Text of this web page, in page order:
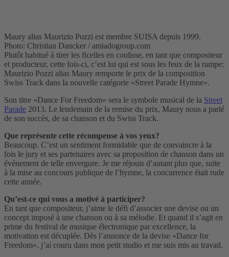
Maury alias Maurizio Pozzi est membre SUISA depuis 1999.
Photo: Christian Dancker / amiadogroup.com
Plutôt habitué à tirer les ficelles en coulisse, en tant que compositeur
et producteur, cette fois-ci, c’est lui qui est sous les feux de la rampe:
Maurizio Pozzi alias Maury remporte le prix de la composition
Swiss Track dans la nouvelle catégorie «Street Parade Hymne».
Son titre «Dance For Freedom» sera le symbole musical de la Street
Parade 2013. Le lendemain de la remise du prix, Maury nous a parlé
de son succès, de sa chanson et du Swiss Track.
Que représente cette récompense à vos yeux?
Beaucoup. C’est un sentiment formidable que de convaincre à la
fois le jury et ses partenaires avec sa proposition de chanson dans un
événement de telle envergure. Je me réjouis d’autant plus que, suite
à la mise au concours publique de l’hymne, la concurrence était rude
cette année.
Qu’est-ce qui vous a motivé à participer?
En tant que compositeur, j’aime le défi d’associer une devise ou un
concept imposé à une chanson ou à sa mélodie. Et quand il s’agit en
prime du festival de musique électronique par excellence, la
motivation est décuplée. Dès l’annonce de la devise «Dance for
Freedom», j’ai couru dans mon petit studio et me suis mis au travail.